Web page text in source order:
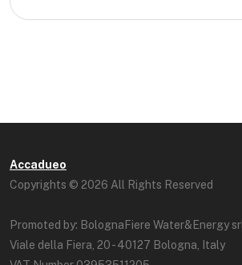
Accadueo
Copyrights © 2026 All Rights Reserved
Promoted by: BolognaFiere Water&Energy srl
Viale della Fiera, 20 - 40127 Bologna, Italy